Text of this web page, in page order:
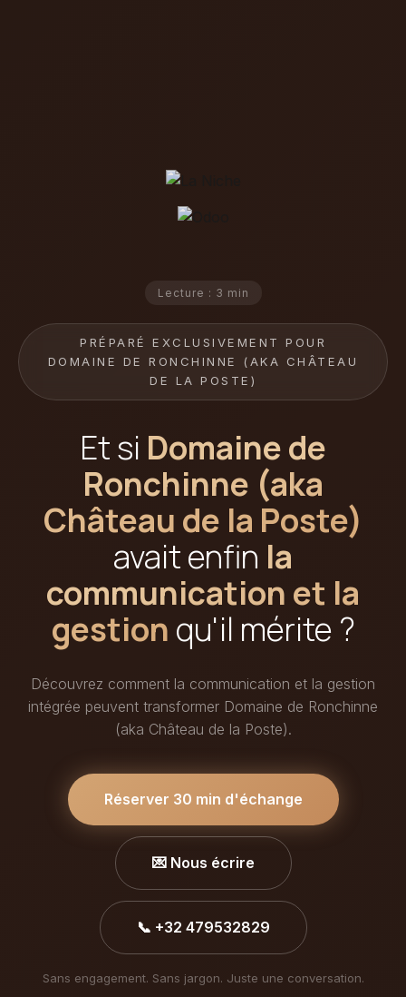
Lecture : 3 min
PRÉPARÉ EXCLUSIVEMENT POUR
DOMAINE DE RONCHINNE (AKA CHÂTEAU
DE LA POSTE)
Et si Domaine de
Ronchinne (aka
Château de la Poste)
avait enfin la
communication et la
gestion qu'il mérite ?
Découvrez comment la communication et la gestion
intégrée peuvent transformer Domaine de Ronchinne
(aka Château de la Poste).
Réserver 30 min d'échange
💌 Nous écrire
📞 +32 479532829
Sans engagement. Sans jargon. Juste une conversation.